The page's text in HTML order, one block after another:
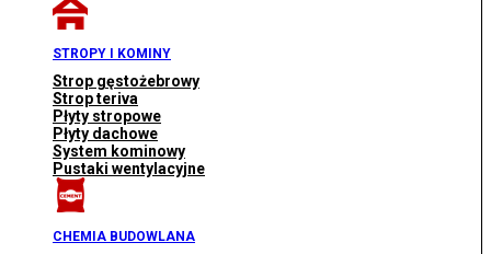
STROPY I KOMINY
Strop gęstożebrowy
Strop teriva
Płyty stropowe
Płyty dachowe
System kominowy
Pustaki wentylacyjne
CHEMIA BUDOWLANA